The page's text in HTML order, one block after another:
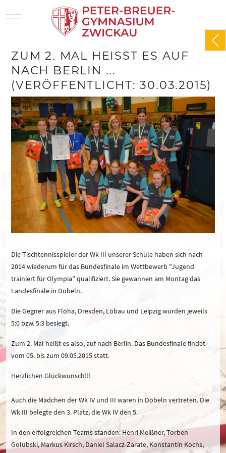
Mobile Menu Toggle
ZUM 2. MAL HEISST ES AUF N
ACH BERLIN ... (
VERÖFFENTLICHT: 30.03.2015)
Die Tischtennisspieler der Wk III unserer Schule haben sich nach
2014 wiederum für das Bundesfinale im Wettbewerb "Jugend
trainiert für Olympia" qualifiziert. Sie gewannen am Montag das
Landesfinale in Döbeln.
Die Gegner aus Flöha, Dresden, Löbau und Leipzig wurden jeweils
5:0 bzw. 5:3 besiegt.
Zum 2. Mal heißt es also, auf nach Berlin. Das Bundesfinale findet
vom 05. bis zum 09.05.2015 statt.
Herzlichen Glückwunsch!!!
Auch die Mädchen der Wk IV und III waren in Döbeln vertreten. Die
Wk III belegte den 3. Platz, die Wk IV den 5.
In den erfolgreichen Teams standen: Henri Meißner, Torben
Golubski, Markus Kirsch, Daniel Salacz-Zarate, Konstantin Kochs,